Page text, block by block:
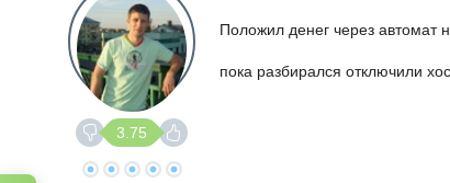
Положил денег через автомат
пока разбирался отключили
3.75